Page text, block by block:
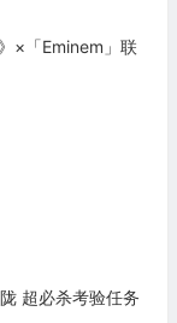
×「Eminem」联
超必杀考验任务